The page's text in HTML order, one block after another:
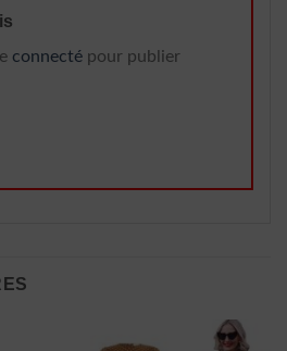
connecté pour publier